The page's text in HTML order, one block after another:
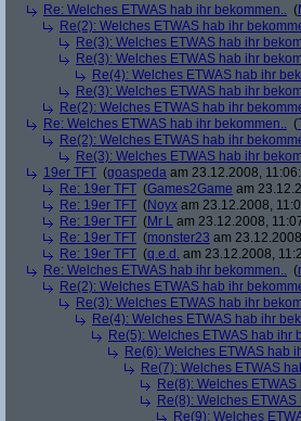
Re: Welches ETWAS hab ihr bekommen.. (
Re(2): Welches ETWAS hab ihr
Re(3): Welches ETWAS hab ihr
Re(3): Welches ETWAS hab ihr
Re(4): Welches ETWAS hab ihr
Re(3): Welches ETWAS hab ihr
Re(2): Welches ETWAS hab ihr
Re: Welches ETWAS hab ihr bekommen.. (
Re(2): Welches ETWAS hab ihr
Re(3): Welches ETWAS hab ihr
19er TFT (goaspeda am 23.12.2008,
Re: 19er TFT (Games2Game am
Re: 19er TFT (Noyx am 23.12.2008,
Re: 19er TFT (Mr L am 23.12.2008,
Re: 19er TFT (monster23 am
Re: 19er TFT (q.e.d. am 23.12.2008,
Re: Welches ETWAS hab ihr bekommen.. (
Re(2): Welches ETWAS hab ihr
Re(3): Welches ETWAS hab ihr
Re(4): Welches ETWAS hab ihr
Re(5): Welches ETWAS hab ihr
Re(6): Welches ETWAS hab
Re(7): Welches ETWAS
Re(8): Welches
Re(8): Welches
Re(9): Welches